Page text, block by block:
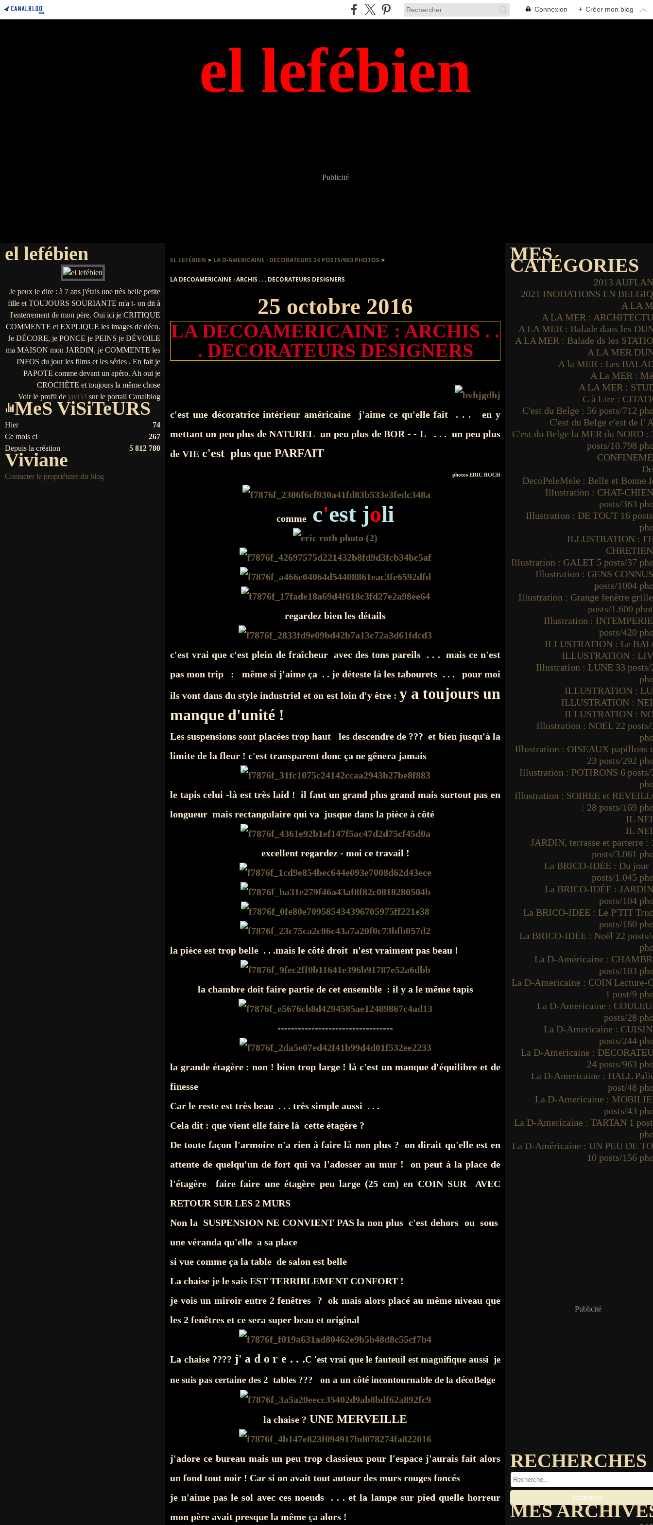
Connexion + Créer mon blog
el lefébien
Publicité
el lefébien
Je peux le dire : à 7 ans j'étais une très belle petite
fille et TOUJOURS SOURIANTE m'a t- on dit à
l'enterrement de mon père. Oui ici je CRITIQUE
COMMENTE et EXPLIQUE les images de déco.
Je DÉCORE, je PONCE je PEINS je DÉVOILE
ma MAISON mon JARDIN, je COMMENTE les
INFOS du jour les films et les séries . En fait je
PAPOTE comme devant un apéro. Ah oui je
CROCHÈTE et toujours la même chose
Voir le profil de javi53 sur le portail Canalblog
MeS ViSiTeURS
Hier
74
Ce mois ci
267
Depuis la création
5 812 780
Viviane
Contacter le propriétaire du blog
EL LEFÉBIEN > LA D-AMERICAINE : DECORATEURS 24 POSTS/963 PHOTOS >
LA DECOAMERICAINE : ARCHIS . . . DECORATEURS DESIGNERS
25 octobre 2016
LA DECOAMERICAINE : ARCHIS . .
. DECORATEURS DESIGNERS
c'est une décoratrice intérieur américaine j'aime ce qu'elle fait . . . en y
mettant un peu plus de NATUREL un peu plus de BOR - - L . . . un peu plus
de VIE c'est plus que PARFAIT
photos ERIC ROCH
comme c'est joli
regardez bien les détails
c'est vrai que c'est plein de fraîcheur avec des tons pareils . . . mais ce n'est
pas mon trip : même si j'aime ça . . je déteste là les tabourets . . . pour moi
ils vont dans du style industriel et on est loin d'y être : y a toujours un
manque d'unité !
Les suspensions sont placées trop haut les descendre de ??? et bien jusqu'à la
limite de la fleur ! c'est transparent donc ça ne gênera jamais
le tapis celui -là est très laid ! il faut un grand plus grand mais surtout pas en
longueur mais rectangulaire qui va jusque dans la pièce à côté
excellent regardez - moi ce travail !
la pièce est trop belle . . .mais le côté droit n'est vraiment pas beau !
la chambre doit faire partie de cet ensemble : il y a le même tapis
----------------------------------
la grande étagère : non ! bien trop large ! là c'est un manque d'équilibre et de
finesse
Car le reste est très beau . . . très simple aussi . . .
Cela dit : que vient elle faire là cette étagère ?
De toute façon l'armoire n'a rien à faire là non plus ? on dirait qu'elle est en
attente de quelqu'un de fort qui va l'adosser au mur ! on peut à la place de
l'étagère faire faire une étagère peu large (25 cm) en COIN SUR AVEC
RETOUR SUR LES 2 MURS
Non la SUSPENSION NE CONVIENT PAS la non plus c'est dehors ou sous
une véranda qu'elle a sa place
si vue comme ça la table de salon est belle
La chaise je le sais EST TERRIBLEMENT CONFORT !
je vois un miroir entre 2 fenêtres ? ok mais alors placé au même niveau que
les 2 fenêtres et ce sera super beau et original
La chaise ???? j' a d o r e . . .C 'est vrai que le fauteuil est magnifique aussi je
ne suis pas certaine des 2 tables ??? on a un côté incontournable de la décoBelge
la chaise ? UNE MERVEILLE
j'adore ce bureau mais un peu trop classieux pour l'espace j'aurais fait alors
un fond tout noir ! Car si on avait tout autour des murs rouges foncés
je n'aime pas le sol avec ces noeuds . . . et la lampe sur pied quelle horreur
mon père avait presque la même ça alors !
MES
CATÉGORIES
2013
2021 INODATIONS EN
A LA
A LA MER :
A LA MER : Balade dans les
A LA MER : Balade ds les
A LA MER
A la MER : Les
A La MER :
A LA MER :
C à Lire :
C'est du Belge : 56 posts/712
C'est du Belge c'est de l'
C'est du Belge la MER du NORD :
posts/10.798
DecoPeleMele : Belle et Bonne
Illustration : CHAT-
posts/363
Illustration : DE TOUT 16
ILLUSTRATION :
Illustration : GALET 5 posts/37
Illustration : GENS
posts/1004
Illustration : Grange fenêtre
posts/1.600
Illustration :
posts/420
ILLUSTRATION : Le
ILLUSTRATION :
Illustration : LUNE 33 posts/
ILLUSTRATION :
ILLUSTRATION :
ILLUSTRATION :
Illustration : NOEL 22 posts/
Illustration : OISEAUX papillons
23 posts/292
Illustration : POTIRONS 6 posts/
Illustration : SOIREE et
: 28 posts/169
IL
IL
JARDIN, terrasse et parterre :
posts/3.061
La BRICO-IDÉE : Du jour
posts/1.045
La BRICO-IDÉE :
posts/104
La BRICO-IDEE : Le P'TIT
posts/160
La BRICO-IDÉE : Noël 22 posts/
La D-Américaine :
posts/103
La D-Americaine : COIN Lecture-
1 post/9
La D-Americaine :
posts/28
La D-Americaine :
posts/244
La D-Americaine :
24 posts/963
La D-Americaine : HALL
post/48
La D-Americaine :
posts/43
La D-Americaine : TARTAN 1
La D-Américaine : UN PEU DE
10 posts/156
Publicité
RECHERCHES
MES